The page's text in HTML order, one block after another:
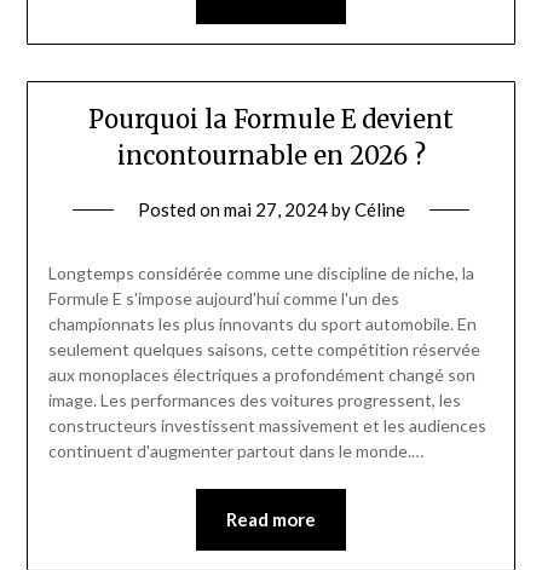
Pourquoi la Formule E devient
incontournable en 2026 ?
Posted onmai 27, 2024byCéline
Longtemps considérée comme une discipline de niche, la
Formule E s'impose aujourd'hui comme l'un des
championnats les plus innovants du sport automobile. En
seulement quelques saisons, cette compétition réservée
aux monoplaces électriques a profondément changé son
image. Les performances des voitures progressent, les
constructeurs investissent massivement et les audiences
continuent d'augmenter partout dans le monde.…
Read more